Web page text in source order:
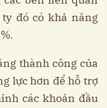
đó có khả năng
thành công của
lực hơn để hỗ trợ
các khoản đầu